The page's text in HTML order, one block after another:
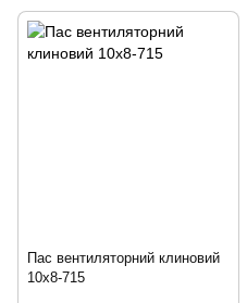
Пас вентиляторний клиновий
10х8-715